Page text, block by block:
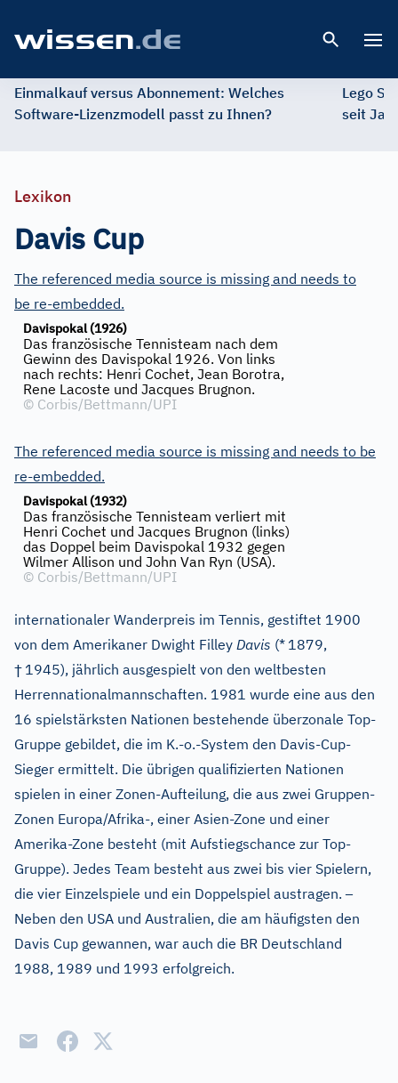
Einmalkauf versus Abonnement: Welches
Software-Lizenzmodell passt zu Ihnen?
Lego
seit
Lexikon
Davis Cup
The referenced media source is missing and needs to
be re-embedded.
Davispokal (1926)
Das französische Tennisteam nach dem
Gewinn des Davispokal 1926. Von links
nach rechts: Henri Cochet, Jean Borotra,
Rene Lacoste und Jacques Brugnon.
© Corbis/Bettmann/UPI
The referenced media source is missing and needs to be
re-embedded.
Davispokal (1932)
Das französische Tennisteam verliert mit
Henri Cochet und Jacques Brugnon (links)
das Doppel beim Davispokal 1932 gegen
Wilmer Allison und John Van Ryn (USA).
© Corbis/Bettmann/UPI
internationaler Wanderpreis im Tennis, gestiftet 1900
von dem Amerikaner Dwight Filley Davis (* 1879,
† 1945), jährlich ausgespielt von den weltbesten
Herrennationalmannschaften. 1981 wurde eine aus den
16 spielstärksten Nationen bestehende überzonale Top-
Gruppe gebildet, die im K.-o.-System den Davis-Cup-
Sieger ermittelt. Die übrigen qualifizierten Nationen
spielen in einer Zonen-Aufteilung, die aus zwei Gruppen-
Zonen Europa/Afrika-, einer Asien-Zone und einer
Amerika-Zone besteht (mit Aufstiegschance zur Top-
Gruppe). Jedes Team besteht aus zwei bis vier Spielern,
die vier Einzelspiele und ein Doppelspiel austragen.–
Neben den USA und Australien, die am häufigsten den
Davis Cup gewannen, war auch die BR Deutschland
1988, 1989 und 1993 erfolgreich.